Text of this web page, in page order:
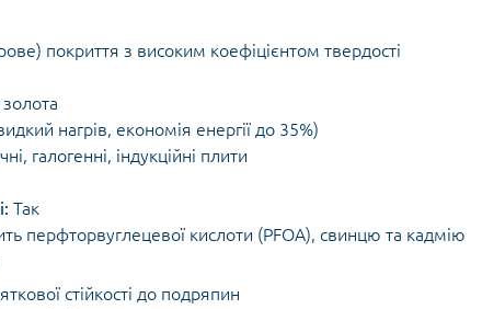
покриття з високим коефіцієнтом твердості
нагрів, економія енергії до 35%)
галогенні, індукційні плити
Так
перфторвуглецевої кислоти (PFOA), свинцю та кадмію
стійкості до подряпин